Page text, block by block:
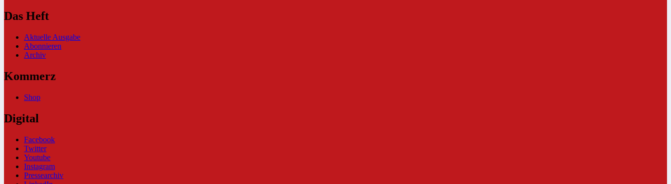
Das Heft
Aktuelle Ausgabe
Abonnieren
Archiv
Kommerz
Shop
Digital
Facebook
Twitter
Youtube
Instagram
Pressearchiv